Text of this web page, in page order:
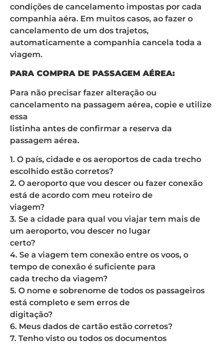
condições de cancelamento impostas por cada
companhia aéra. Em muitos casos, ao fazer o
cancelamento de um dos trajetos,
automaticamente a companhia cancela toda a
viagem.
PARA COMPRA DE PASSAGEM AÉREA:
Para não precisar fazer alteração ou
cancelamento na passagem aérea, copie e utilize
essa
listinha antes de confirmar a reserva da
passagem aérea.
1. O país, cidade e os aeroportos de cada trecho
escolhido estão corretos?
2. O aeroporto que vou descer ou fazer conexão
está de acordo com meu roteiro de
viagem?
3. Se a cidade para qual vou viajar tem mais de
um aeroporto, vou descer no lugar
certo?
4. Se a viagem tem conexão entre os voos, o
tempo de conexão é suficiente para
cada trecho da viagem?
5. O nome e sobrenome de todos os passageiros
está completo e sem erros de
digitação?
6. Meus dados de cartão estão corretos?
7. Tenho visto ou todos os documentos